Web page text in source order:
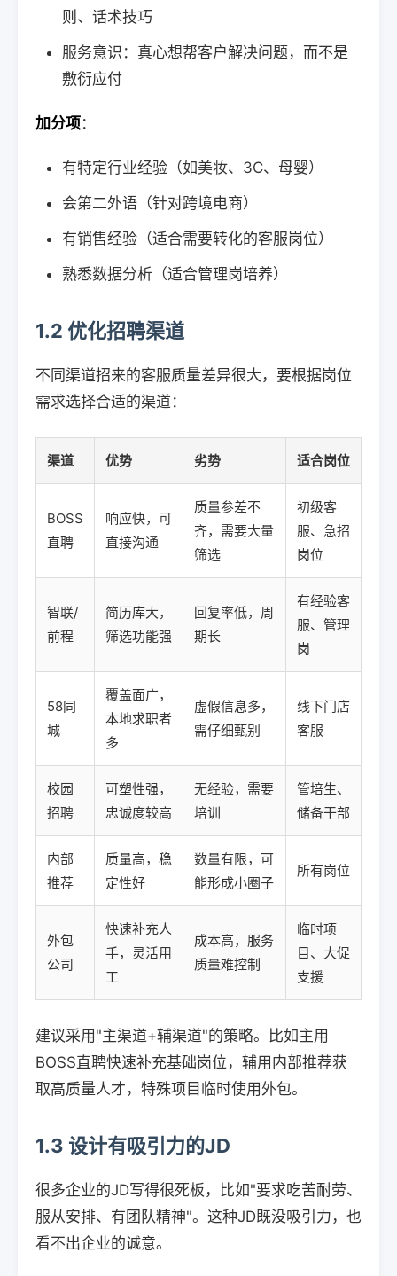
则、话术技巧
服务意识：真心想帮客户解决问题，而不是
敷衍应付
加分项：
有特定行业经验（如美妆、3C、母婴）
会第二外语（针对跨境电商）
有销售经验（适合需要转化的客服岗位）
熟悉数据分析（适合管理岗培养）
1.2 优化招聘渠道
不同渠道招来的客服质量差异很大，要根据岗位
需求选择合适的渠道：
渠道 优势 劣势 适合岗位
BOSS
直聘
响应快，可
直接沟通
质量参差不
齐，需要大量
筛选
初级客
服、急招
岗位
智联/
前程
简历库大，
筛选功能强
回复率低，周
期长
有经验客
服、管理
岗
58同
城
覆盖面广，
本地求职者
多
虚假信息多，
需仔细甄别
线下门店
客服
校园
招聘
可塑性强，
忠诚度较高
无经验，需要
培训
管培生、
储备干部
内部
推荐
质量高，稳
定性好
数量有限，可
能形成小圈子
所有岗位
外包
公司
快速补充人
手，灵活用
工
成本高，服务
质量难控制
临时项
目、大促
支援
建议采用"主渠道+辅渠道"的策略。比如主用
BOSS直聘快速补充基础岗位，辅用内部推荐获
取高质量人才，特殊项目临时使用外包。
1.3 设计有吸引力的JD
很多企业的JD写得很死板，比如"要求吃苦耐劳、
服从安排、有团队精神"。这种JD既没吸引力，也
看不出企业的诚意。